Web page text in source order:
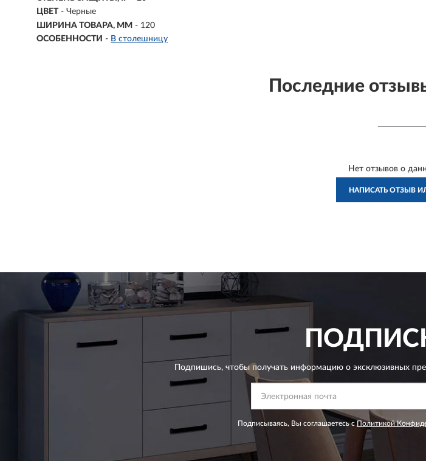
ЦВЕТ - Черные
ШИРИНА ТОВАРА, ММ - 120
ОСОБЕННОСТИ - В столешницу
Последние
Нет отзывов о
НАПИСАТЬ ОТЗЫВ
Подпишись, чтобы получать информацию о эксклюзивных
Подписываясь, Вы соглашаетесь с Политикой